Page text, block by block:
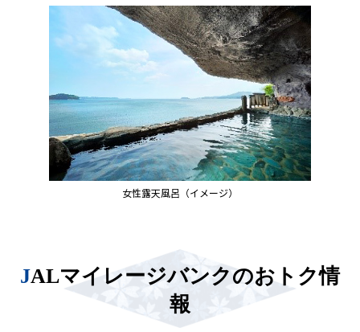
女性露天風呂（イメージ）
JALマイレージバンクのおトク情
報